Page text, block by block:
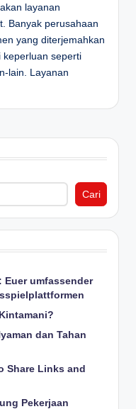
layanan
Banyak perusahaan
yang diterjemahkan
keperluan seperti
lain. Layanan
Cari
Euer umfassender
dan Tahan
Share Links and
Pekerjaan